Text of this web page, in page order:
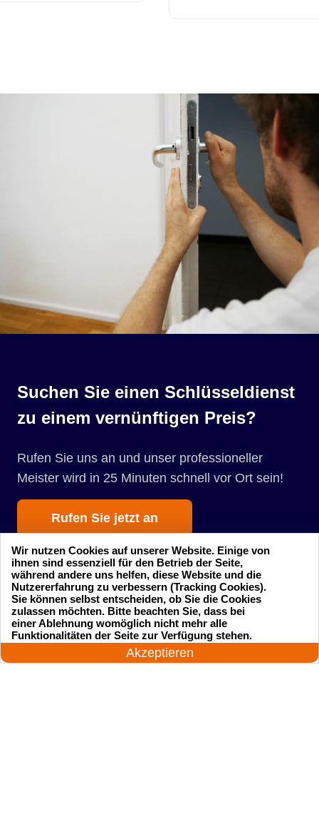
Suchen Sie einen Schlüsseldienst
zu einem vernünftigen Preis?
Rufen Sie uns an und unser professioneller
Meister wird in 25 Minuten schnell vor Ort sein!
Rufen Sie jetzt an
Startseite Einsatzgebiete
Preise
24 Stunden am Tag
Akzeptieren
Wir nutzen Cookies auf unserer Website. Einige von
ihnen sind essenziell für den Betrieb der Seite,
während andere uns helfen, diese Website und die
Nutzererfahrung zu verbessern (Tracking Cookies).
Sie können selbst entscheiden, ob Sie die Cookies
zulassen möchten. Bitte beachten Sie, dass bei
einer Ablehnung womöglich nicht mehr alle
Funktionalitäten der Seite zur Verfügung stehen.